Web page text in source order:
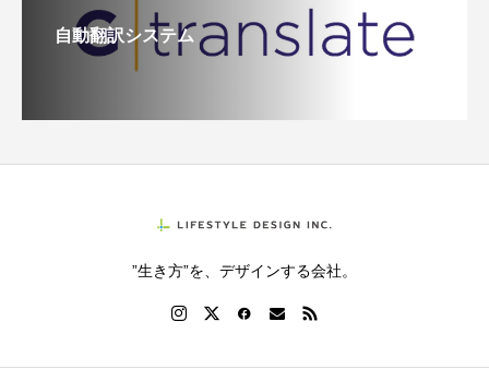
自動翻訳システム
”生き方”を、デザインする会社。